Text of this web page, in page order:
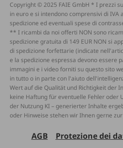
Copyright © 2025 FAIE GmbH * I prezzi
in euro e si intendono comprensivi di IVA
spedizione ed eventuali spese di
** I ricambi da noi offerti NON sono
spedizione gratuita di 149 EUR NON si
di spedizione forfettarie (indicate
e la spedizione espressa devono essere
immagini e i video forniti su questo sito
in tutto o in parte con l'aiuto
Wert auf die Qualität und Richtigkeit der
keine Haftung für eventuelle Fehler oder
der Nutzung KI – generierter Inhalte
oder Hinweise stehen wir Ihnen gerne
AGB Protezione dei